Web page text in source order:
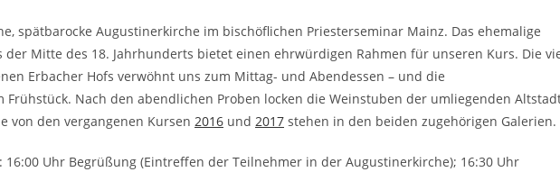
spätbarocke Augustinerkirche im bischöflichen Priesterseminar Mainz. Das ehemalige
Mitte des 18. Jahrhunderts bietet einen ehrwürdigen Rahmen für unseren Kurs. Die
Erbacher Hofs verwöhnt uns zum Mittag- und Abendessen – und die
Frühstück. Nach den abendlichen Proben locken die Weinstuben der umliegenden
von den vergangenen Kursen 2016 und 2017 stehen in den beiden zugehörigen Galerien.
16:00 Uhr Begrüßung (Eintreffen der Teilnehmer in der Augustinerkirche); 16:30 Uhr